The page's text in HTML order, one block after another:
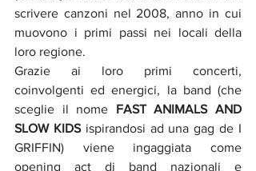
scrivere canzoni nel 2008, anno in cui
muovono i primi passi nei locali della
loro regione.
Grazie ai loro primi concerti,
coinvolgenti ed energici, la band (che
sceglie il nome FAST ANIMALS AND
SLOW KIDS ispirandosi ad una gag de I
GRIFFIN) viene ingaggiata come
opening act di band nazionali e